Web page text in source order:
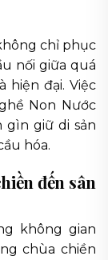
chỉ phục
nối giữa quá
hiện đại. Việc
Non Nước
gìn giữ di sản
hóa.
đến sân
không gian
chùa chiền